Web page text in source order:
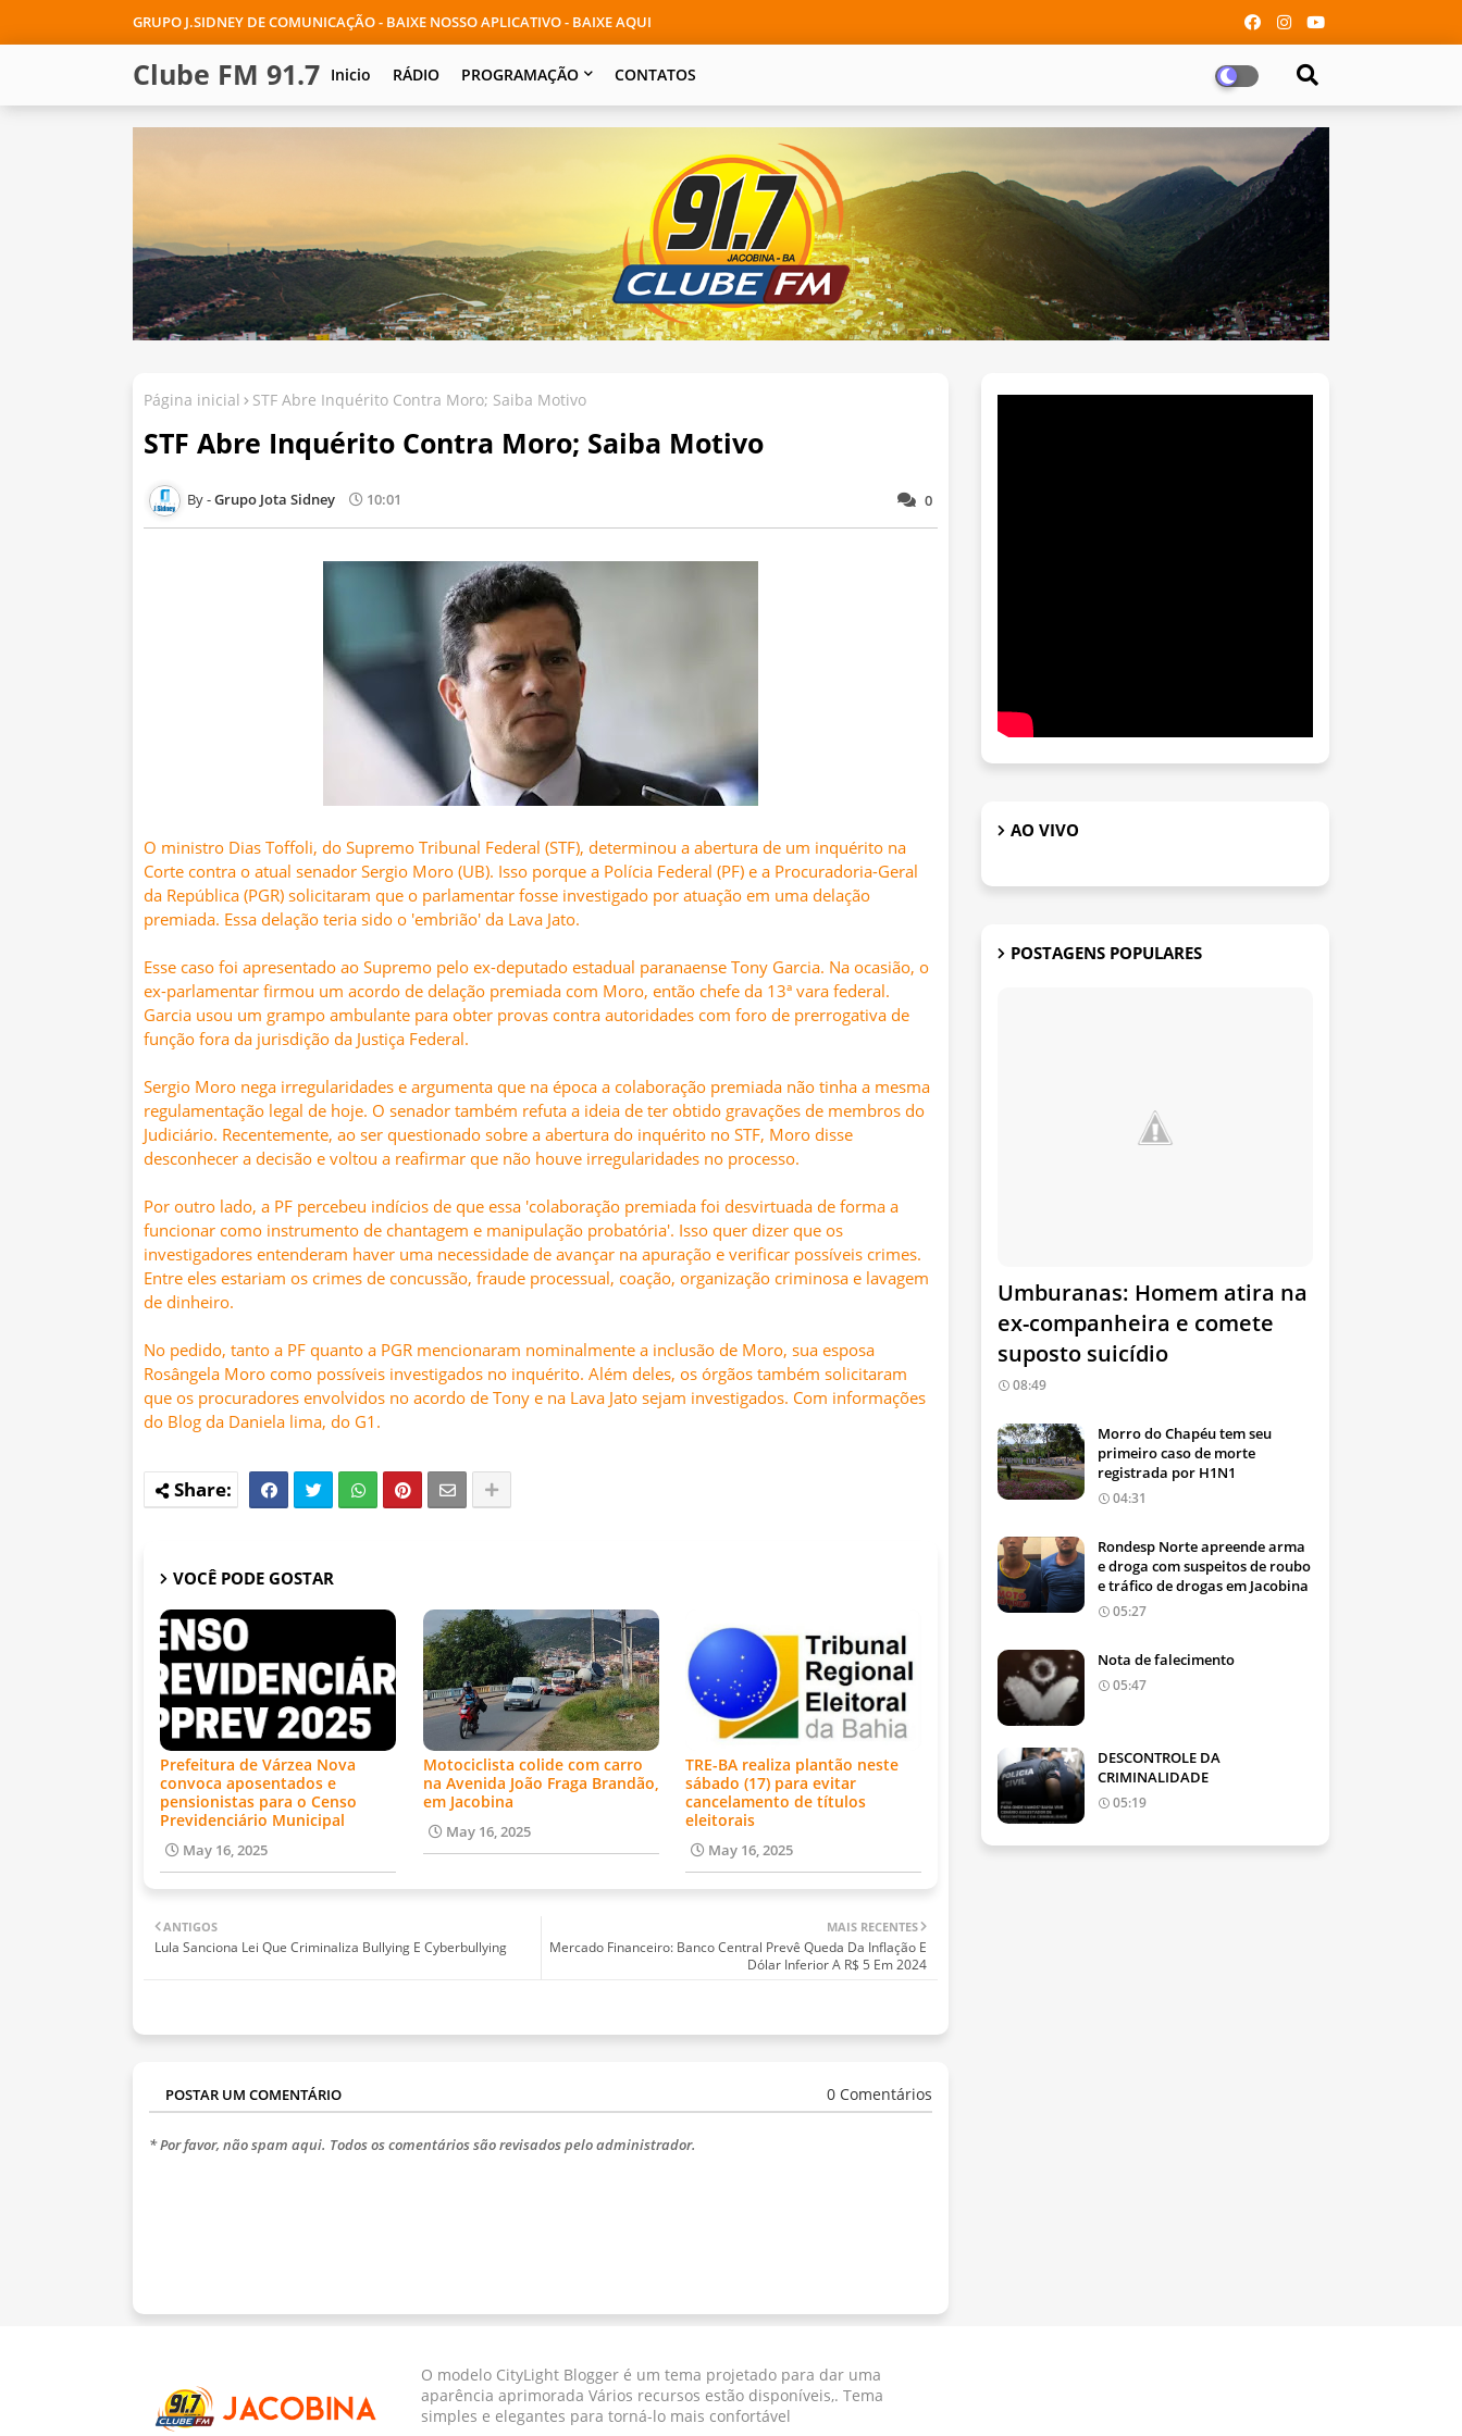
GRUPO J.SIDNEY DE COMUNICAÇÃO - BAIXE NOSSO APLICATIVO - BAIXE AQUI
Clube FM 91.7 Inicio RÁDIO PROGRAMAÇÃO CONTATOS
Página inicial STF Abre Inquérito Contra Moro; Saiba Motivo
STF Abre Inquérito Contra Moro; Saiba Motivo
0
Grupo Jota Sidney 10:01
O ministro Dias Toffoli, do Supremo Tribunal Federal (STF), determinou a abertura de um inquérito na
Corte contra o atual senador Sergio Moro (UB). Isso porque a Polícia Federal (PF) e a Procuradoria-Geral
da República (PGR) solicitaram que o parlamentar fosse investigado por atuação em uma delação
premiada. Essa delação teria sido o 'embrião' da Lava Jato.
Esse caso foi apresentado ao Supremo pelo ex-deputado estadual paranaense Tony Garcia. Na ocasião, o
ex-parlamentar firmou um acordo de delação premiada com Moro, então chefe da 13ª vara federal.
Garcia usou um grampo ambulante para obter provas contra autoridades com foro de prerrogativa de
função fora da jurisdição da Justiça Federal.
Sergio Moro nega irregularidades e argumenta que na época a colaboração premiada não tinha a mesma
regulamentação legal de hoje. O senador também refuta a ideia de ter obtido gravações de membros do
Judiciário. Recentemente, ao ser questionado sobre a abertura do inquérito no STF, Moro disse
desconhecer a decisão e voltou a reafirmar que não houve irregularidades no processo.
Por outro lado, a PF percebeu indícios de que essa 'colaboração premiada foi desvirtuada de forma a
funcionar como instrumento de chantagem e manipulação probatória'. Isso quer dizer que os
investigadores entenderam haver uma necessidade de avançar na apuração e verificar possíveis crimes.
Entre eles estariam os crimes de concussão, fraude processual, coação, organização criminosa e lavagem
de dinheiro.
No pedido, tanto a PF quanto a PGR mencionaram nominalmente a inclusão de Moro, sua esposa
Rosângela Moro como possíveis investigados no inquérito. Além deles, os órgãos também solicitaram
que os procuradores envolvidos no acordo de Tony e na Lava Jato sejam investigados. Com informações
do Blog da Daniela lima, do G1.
VOCÊ PODE GOSTAR
Prefeitura de Várzea Nova
convoca aposentados e
pensionistas para o Censo
Previdenciário Municipal
May 16, 2025
Motociclista colide com carro
na Avenida João Fraga Brandão,
em Jacobina
May 16, 2025
TRE-BA realiza plantão neste
sábado (17) para evitar
cancelamento de títulos
eleitorais
May 16, 2025
MAIS RECENTES
Mercado Financeiro: Banco Central Prevê Queda Da Inflação E
Dólar Inferior A R$ 5 Em 2024
ANTIGOS
Lula Sanciona Lei Que Criminaliza Bullying E Cyberbullying
POSTAR UM COMENTÁRIO 0 Comentários
* Por favor, não spam aqui. Todos os comentários são revisados ​​pelo administrador.
AO VIVO
POSTAGENS POPULARES
Umburanas: Homem atira na
ex-companheira e comete
suposto suicídio
08:49
Morro do Chapéu tem seu
primeiro caso de morte
registrada por H1N1
04:31
Rondesp Norte apreende arma
e droga com suspeitos de roubo
e tráfico de drogas em Jacobina
05:27
Nota de falecimento
05:47
DESCONTROLE DA
CRIMINALIDADE
05:19
O modelo CityLight Blogger ​​é um tema projetado para dar uma
aparência aprimorada Vários recursos estão disponíveis,. Tema
simples e elegantes para torná-lo mais confortável